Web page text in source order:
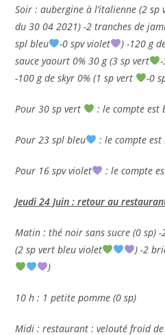
Soir : aubergine à l’italienne (2 sp
du 30 04 2021) -2 tranches de
spl bleu
-0 spv violet
) -120 g
sauce yaourt 0% 30 g (3 sp vert
-100 g de skyr 0% (1 sp vert
-0
Pour 30 sp vert : le compte est
Pour 23 spl bleu : le compte est
Pour 16 spv violet : le compte
Jeudi 24 Juin : retour au
Matin : thé noir sans sucre (0 sp)
(2 sp vert bleu violet
) -2
)
10 h : 1 petite pomme (0 sp)
Midi : restaurant : velouté froid